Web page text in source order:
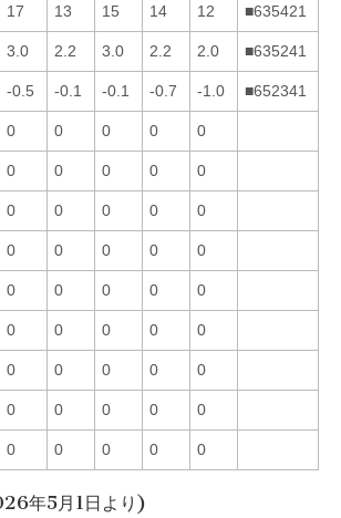
17 13 15 14 12 ■635421
3.0 2.2 3.0 2.2 2.0 ■635241
-0.5 -0.1 -0.1 -0.7 -1.0 ■652341
0 0 0 0 0
0 0 0 0 0
0 0 0 0 0
0 0 0 0 0
0 0 0 0 0
0 0 0 0 0
0 0 0 0 0
0 0 0 0 0
0 0 0 0 0
年5月1日より)